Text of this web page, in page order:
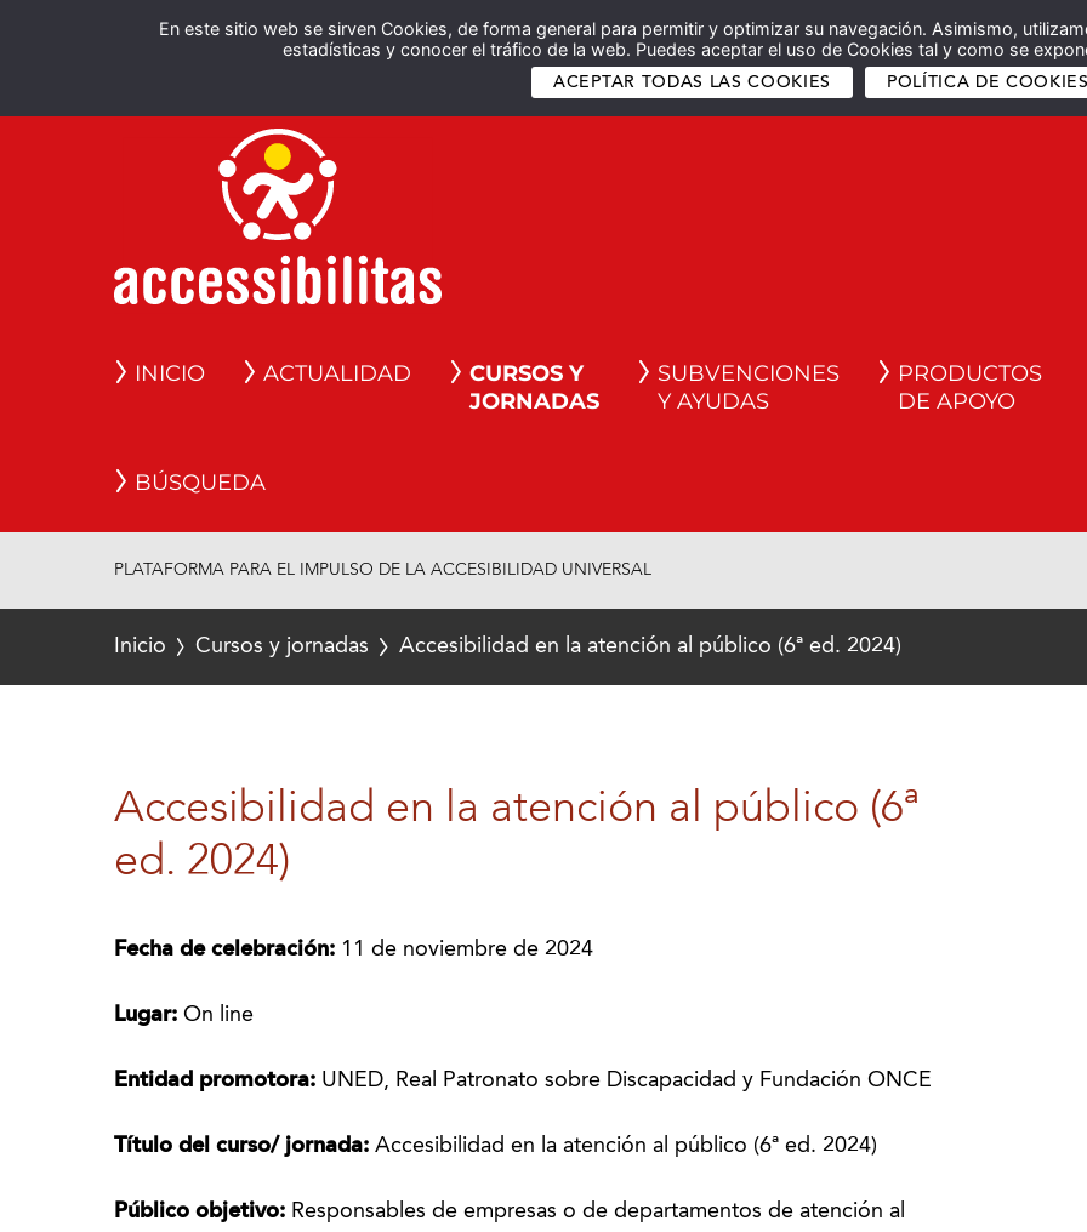
En este sitio web se sirven Cookies, de forma general para permitir y optimizar su navegación. Asimismo,
estadísticas y conocer el tráfico de la web. Puedes aceptar el uso de Cookies tal y como se
ACEPTAR TODAS LAS COOKIES POLÍTICA DE COOKIES
INICIO ACTUALIDAD
CURSOS Y
JORNADAS
SUBVENCIONES
Y AYUDAS
PRODUCTOS
DE APOYO
BÚSQUEDA
PLATAFORMA PARA EL IMPULSO DE LA ACCESIBILIDAD UNIVERSAL
Inicio Cursos y jornadas Accesibilidad en la atención al público (6ª ed. 2024)
Accesibilidad en la atención al público (6ª
ed. 2024)
Fecha de celebración: 11 de noviembre de 2024
Lugar:On line
Entidad promotora: UNED, Real Patronato sobre Discapacidad y Fundación ONCE
Título del curso/ jornada:Accesibilidad en la atención al público (6ª ed. 2024)
Público objetivo: Responsables de empresas o de departamentos de atención al